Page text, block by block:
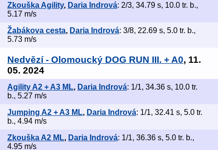
Zkouška Agility, Daria Indrová: 2/3, 34.79 s, 10.0 tr. b.,
5.17 m/s
Žabákova cesta, Daria Indrová: 3/8, 22.69 s, 5.0 tr. b.,
5.73 m/s
Nedvězí - Olomoucký DOG RUN III. + A0, 11.
05. 2024
Agility A2 + A3 ML, Daria Indrová: 1/1, 34.36 s, 10.0 tr.
b., 5.27 m/s
Jumping A2 + A3 ML, Daria Indrová: 1/1, 32.41 s, 5.0 tr.
b., 4.94 m/s
Zkouška A2 ML, Daria Indrová: 1/1, 36.36 s, 5.0 tr. b.,
4.95 m/s